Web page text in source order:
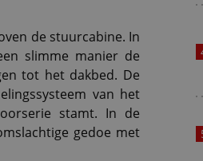
de stuurcabine. In
slimme manier de
tot het dakbed. De
van het
stamt. In de
gedoe met